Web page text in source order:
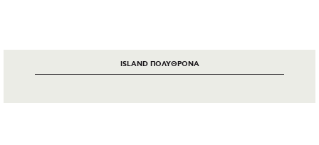
ISLAND ΠΟΛΥΘΡΟΝΑ